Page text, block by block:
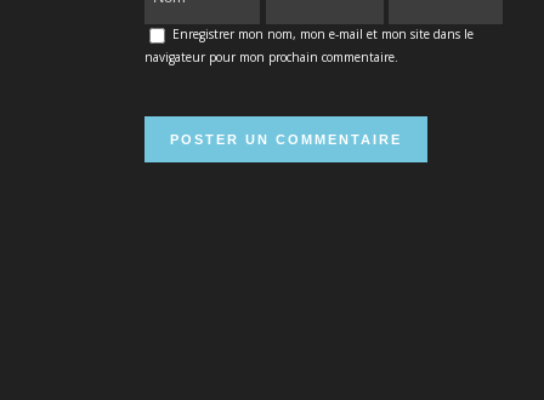
Enregistrer mon nom, mon e-mail et mon site dans le
navigateur pour mon prochain commentaire.